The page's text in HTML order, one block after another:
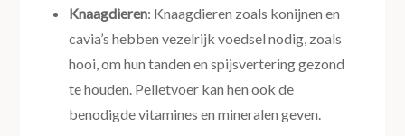
Knaagdieren: Knaagdieren zoals konijnen en
cavia’s hebben vezelrijk voedsel nodig, zoals
hooi, om hun tanden en spijsvertering gezond
te houden. Pelletvoer kan hen ook de
benodigde vitamines en mineralen geven.